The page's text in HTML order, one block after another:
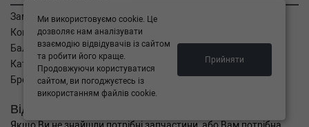
Замовлення
Кошик
Баланс
Каталог товарів
Бренди
Відправити запит
Ми використовуємо cookie. Це
дозволяє нам аналізувати
взаємодію відвідувачів із сайтом
та робити його краще.
Продовжуючи користуватися
сайтом, ви погоджуєтесь із
використанням файлів cookie.
Прийняти